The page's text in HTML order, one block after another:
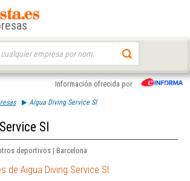
Información ofrecida por
Aigua Diving Service Sl
Sl
deportivos | Barcelona
de Aigua Diving Service Sl